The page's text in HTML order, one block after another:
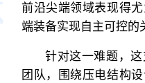
前沿尖端领域表现得
端装备实现自主可控的
针对这一难题，
团队，围绕压电结构